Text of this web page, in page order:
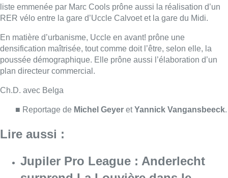
Jupiler Pro League : Anderlecht
surprend La Louvière dans le
temps additionnel